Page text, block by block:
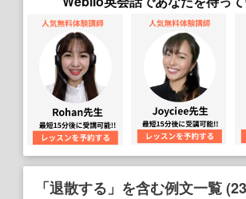
「退散する」を含む例文一覧